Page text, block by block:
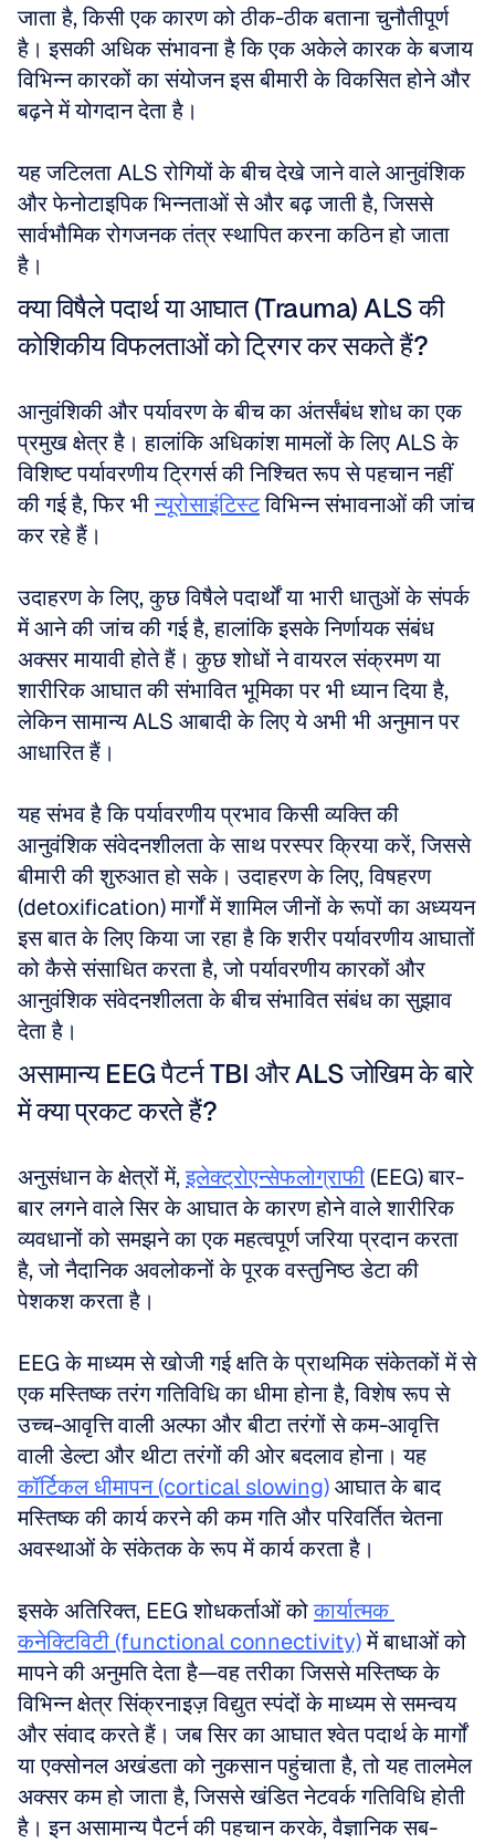
जाता है, किसी एक कारण को ठीक-ठीक बताना चुनौतीपूर्ण
है। इसकी अधिक संभावना है कि एक अकेले कारक के बजाय
विभिन्न कारकों का संयोजन इस बीमारी के विकसित होने और
बढ़ने में योगदान देता है।
यह जटिलता ALS रोगियों के बीच देखे जाने वाले आनुवंशिक
और फेनोटाइपिक भिन्नताओं से और बढ़ जाती है, जिससे
सार्वभौमिक रोगजनक तंत्र स्थापित करना कठिन हो जाता
है।
क्या विषैले पदार्थ या आघात (Trauma) ALS की
कोशिकीय विफलताओं को ट्रिगर कर सकते हैं?
आनुवंशिकी और पर्यावरण के बीच का अंतर्संबंध शोध का एक
प्रमुख क्षेत्र है। हालांकि अधिकांश मामलों के लिए ALS के
विशिष्ट पर्यावरणीय ट्रिगर्स की निश्चित रूप से पहचान नहीं
की गई है, फिर भी न्यूरोसाइंटिस्ट विभिन्न संभावनाओं की जांच
कर रहे हैं।
उदाहरण के लिए, कुछ विषैले पदार्थों या भारी धातुओं के संपर्क
में आने की जांच की गई है, हालांकि इसके निर्णायक संबंध
अक्सर मायावी होते हैं। कुछ शोधों ने वायरल संक्रमण या
शारीरिक आघात की संभावित भूमिका पर भी ध्यान दिया है,
लेकिन सामान्य ALS आबादी के लिए ये अभी भी अनुमान पर
आधारित हैं।
यह संभव है कि पर्यावरणीय प्रभाव किसी व्यक्ति की
आनुवंशिक संवेदनशीलता के साथ परस्पर क्रिया करें, जिससे
बीमारी की शुरुआत हो सके। उदाहरण के लिए, विषहरण
(detoxification) मार्गों में शामिल जीनों के रूपों का अध्ययन
इस बात के लिए किया जा रहा है कि शरीर पर्यावरणीय आघातों
को कैसे संसाधित करता है, जो पर्यावरणीय कारकों और
आनुवंशिक संवेदनशीलता के बीच संभावित संबंध का सुझाव
देता है।
असामान्य EEG पैटर्न TBI और ALS जोखिम के बारे
में क्या प्रकट करते हैं?
अनुसंधान के क्षेत्रों में, इलेक्ट्रोएन्सेफलोग्राफी (EEG) बार-
बार लगने वाले सिर के आघात के कारण होने वाले शारीरिक
व्यवधानों को समझने का एक महत्वपूर्ण जरिया प्रदान करता
है, जो नैदानिक अवलोकनों के पूरक वस्तुनिष्ठ डेटा की
पेशकश करता है।
EEG के माध्यम से खोजी गई क्षति के प्राथमिक संकेतकों में से
एक मस्तिष्क तरंग गतिविधि का धीमा होना है, विशेष रूप से
उच्च-आवृत्ति वाली अल्फा और बीटा तरंगों से कम-आवृत्ति
कॉर्टिकल धीमापन (cortical slowing) आघात के बाद
मस्तिष्क की कार्य करने की कम गति और परिवर्तित चेतना
अवस्थाओं के संकेतक के रूप में कार्य करता है।
इसके अतिरिक्त, EEG शोधकर्ताओं को कार्यात्मक
कनेक्टिविटी (functional connectivity) में बाधाओं को
मापने की अनुमति देता है—वह तरीका जिससे मस्तिष्क के
विभिन्न क्षेत्र सिंक्रनाइज़ विद्युत स्पंदों के माध्यम से समन्वय
और संवाद करते हैं। जब सिर का आघात श्वेत पदार्थ के मार्गों
या एक्सोनल अखंडता को नुकसान पहुंचाता है, तो यह तालमेल
अक्सर कम हो जाता है, जिससे खंडित नेटवर्क गतिविधि होती
है। इन असामान्य पैटर्न की पहचान करके, वैज्ञानिक सब-